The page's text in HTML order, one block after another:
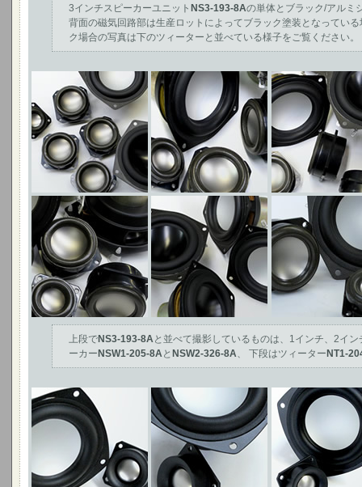
3インチスピーカーユニット NS3-193-8Aの単体とブラック/アルミ
背面の磁気回路部は生産ロットによってブラック塗装となってい
ク場合の写真は下のツィーターと並べている様子をご覧ください。
上段でNS3-193-8Aと並べて撮影しているものは、1インチ、2イ
ーカー NSW1-205-8Aと NSW2-326-8A、 下段はツィーター NT1-